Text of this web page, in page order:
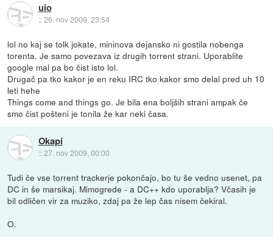
uio
::26. nov 2009, 23:54
lol no kaj se tolk jokate, mininova dejansko ni gostila nobenga
torenta. Je samo povezava iz drugih torrent strani. Uporablite
google mal pa bo čist isto lol.
Drugač pa tko kakor je en reku IRC tko kakor smo delal pred uh 10
leti hehe
Things come and things go. Je bila ena boljših strani ampak če
smo čist pošteni je tonila že kar neki časa.
Okapi
::27. nov 2009, 00:00
Tudi če vse torrent trackerje pokončajo, bo tu še vedno usenet, pa
DC in še marsikaj. Mimogrede - a DC++ kdo uporablja? Včasih je
bil odličen vir za muziko, zdaj pa že lep čas nisem čekiral.
O.